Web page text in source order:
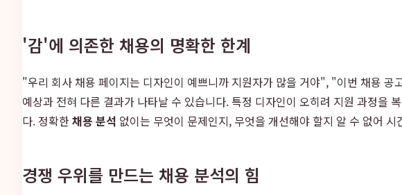
'감'에 의존한 채용의 명확한 한계
"우리 회사 채용 페이지는 디자인이 예쁘니까 지원자가 많을 거야", "이번 채용
예상과 전혀 다른 결과가 나타날 수 있습니다. 특정 디자인이 오히려 지원 과정을
다. 정확한채용 분석 없이는 무엇이 문제인지, 무엇을 개선해야 할지 알 수 없어
경쟁 우위를 만드는 채용 분석의 힘